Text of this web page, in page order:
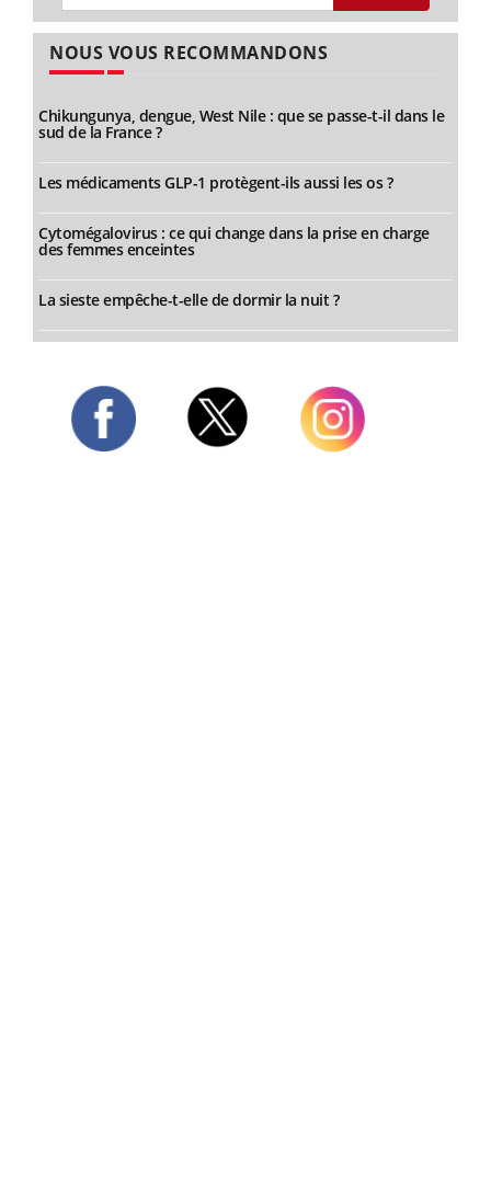
NOUS VOUS RECOMMANDONS
Chikungunya, dengue, West Nile : que se passe-t-il dans le
sud de la France ?
Les médicaments GLP-1 protègent-ils aussi les os ?
Cytomégalovirus : ce qui change dans la prise en charge
des femmes enceintes
La sieste empêche-t-elle de dormir la nuit ?